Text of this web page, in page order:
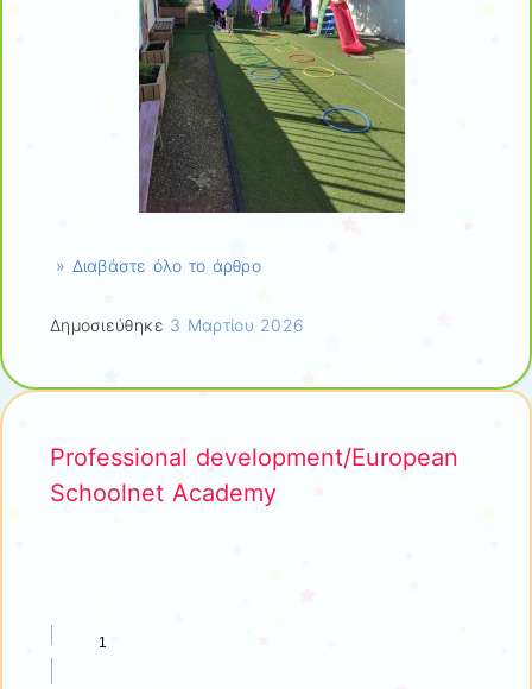
» Διαβάστε όλο το άρθρο
Δημοσιεύθηκε 3 Μαρτίου 2026
Professional development/European
Schoolnet Academy